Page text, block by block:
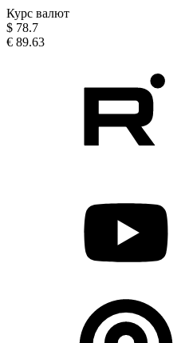
Курс валют
$ 78.7
€ 89.63